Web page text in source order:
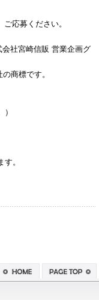
応募ください。
社宮崎信販 営業企画グ
商標です。
。